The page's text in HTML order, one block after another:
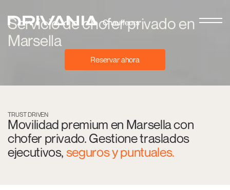
Servicio de chofer privado en
Marsella
Reservar ahora
TRUST DRIVEN
Movilidad premium en Marsella con
chofer privado. Gestione traslados
ejecutivos, seguros y puntuales.